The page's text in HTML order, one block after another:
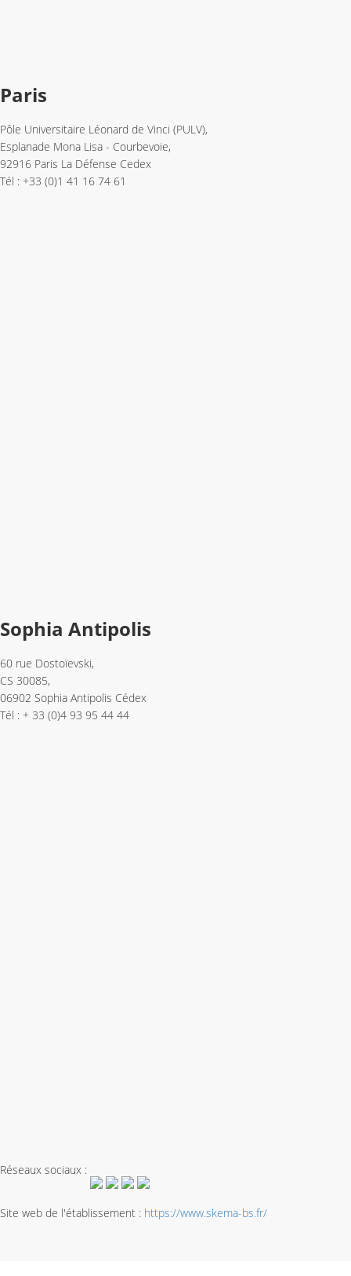
Paris
Pôle Universitaire Léonard de Vinci (PULV),
Esplanade Mona Lisa - Courbevoie,
92916 Paris La Défense Cedex
Tél : +33 (0)1 41 16 74 61
Sophia Antipolis
60 rue Dostoïevski,
CS 30085,
06902 Sophia Antipolis Cédex
Tél : + 33 (0)4 93 95 44 44
Réseaux sociaux :
Site web de l'établissement : https://www.skema-bs.fr/